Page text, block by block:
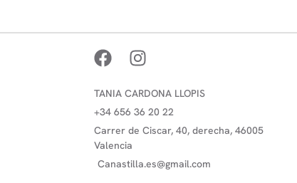
TANIA CARDONA LLOPIS
+34 656 36 20 22
Carrer de Ciscar, 40, derecha, 46005
Valencia
Canastilla.es@gmail.com